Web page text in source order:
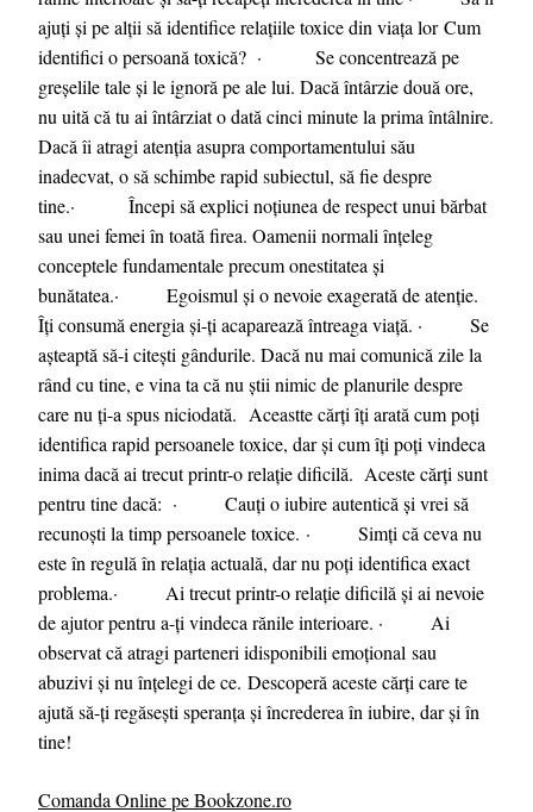
ajuți și pe alții să identifice relațiile toxice din viața lor Cum
identifici o persoană toxică? · Se concentrează pe
greșelile tale și le ignoră pe ale lui. Dacă întârzie două ore,
nu uită că tu ai întârziat o dată cinci minute la prima întâlnire.
Dacă îi atragi atenția asupra comportamentului său
inadecvat, o să schimbe rapid subiectul, să fie despre
tine.· Începi să explici noțiunea de respect unui bărbat
sau unei femei în toată firea. Oamenii normali înțeleg
conceptele fundamentale precum onestitatea și
bunătatea.· Egoismul și o nevoie exagerată de atenție.
Îți consumă energia și-ți acaparează întreaga viață. · Se
așteaptă să-i citești gândurile. Dacă nu mai comunică zile la
rând cu tine, e vina ta că nu știi nimic de planurile despre
care nu ți-a spus niciodată. Aceastte cărți îți arată cum poți
identifica rapid persoanele toxice, dar și cum îți poți vindeca
inima dacă ai trecut printr-o relație dificilă. Aceste cărți sunt
pentru tine dacă: · Cauți o iubire autentică și vrei să
recunoști la timp persoanele toxice. · Simți că ceva nu
este în regulă în relația actuală, dar nu poți identifica exact
problema.· Ai trecut printr-o relație dificilă și ai nevoie
de ajutor pentru a-ți vindeca rănile interioare. · Ai
observat că atragi parteneri idisponibili emoțional sau
abuzivi și nu înțelegi de ce. Descoperă aceste cărți care te
ajută să-ți regăsești speranța și încrederea în iubire, dar și în
tine!
Comanda Online pe Bookzone.ro